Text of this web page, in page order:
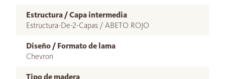
Estructura / Capa intermedia
Estructura-De-2-Capas / ABETO ROJO
Diseño / Formato de lama
Chevron
Tipo de madera